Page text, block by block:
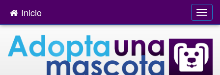
Inicio